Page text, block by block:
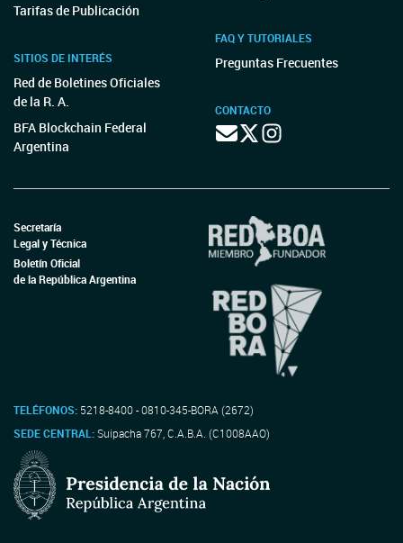
Tarifas de Publicación
SITIOS DE INTERÉS
Red de Boletines Oficiales
de la R. A.
BFA Blockchain Federal
Argentina
FAQ Y TUTORIALES
Preguntas Frecuentes
CONTACTO
Secretaría
Legal y Técnica
Boletín Oficial
de la República Argentina
TELÉFONOS: 5218-8400 - 0810-345-BORA (2672)
SEDE CENTRAL:Suipacha 767, C.A.B.A. (C1008AAO)